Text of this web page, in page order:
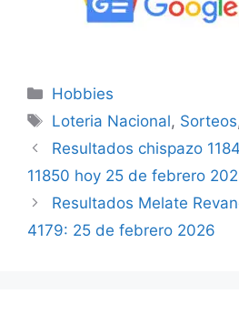
Categorías
Hobbies
Etiquetas
Loteria Nacional, Sorteos
Resultados chispazo
11850 hoy 25 de febrero
Resultados Melate
4179: 25 de febrero 2026